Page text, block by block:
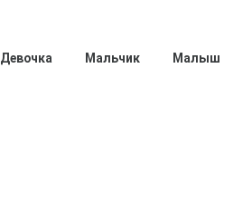
Девочка Мальчик Малыш